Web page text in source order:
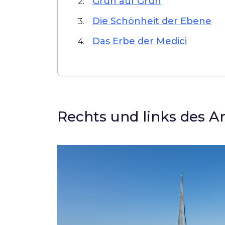
3. Die Schönheit der Ebene
4. Das Erbe der Medici
Rechts und links des